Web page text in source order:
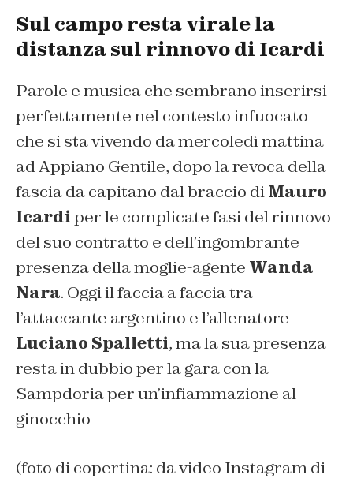
Sul campo resta virale la
distanza sul rinnovo di Icardi
Parole e musica che sembrano inserirsi
perfettamente nel contesto infuocato
che si sta vivendo da mercoledì mattina
ad Appiano Gentile, dopo la revoca della
fascia da capitano dal braccio diMauro
Icardiper le complicate fasi del rinnovo
del suo contratto e dell’ingombrante
presenza della moglie-agente Wanda
Nara. Oggi il faccia a faccia tra
l’attaccante argentino e l’allenatore
Luciano Spalletti, ma la sua presenza
resta in dubbio per la gara con la
Sampdoria per un’infiammazione al
ginocchio
(foto di copertina: da video Instagram di